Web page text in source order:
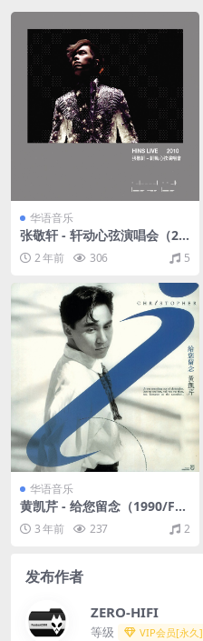
华语音乐
张敬轩 - 轩动心弦演唱会（20
10/FLAC/分轨/754M）
2 年前 306 5
华语音乐
黄凯芹 - 给您留念（1990/FL
AC/分轨/319M）
3 年前 237 2
发布作者
ZERO-HIFI
等级 VIP会员[永久]